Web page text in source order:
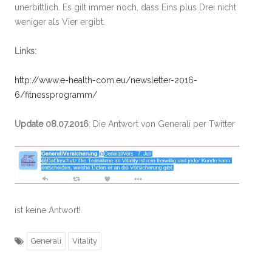
unerbittlich. Es gilt immer noch, dass Eins plus Drei nicht
weniger als Vier ergibt.
Links:
http://www.e-health-com.eu/newsletter-2016-
6/fitnessprogramm/
Update 08.07.2016: Die Antwort von Generali per Twitter
ist keine Antwort!
Generali Vitality